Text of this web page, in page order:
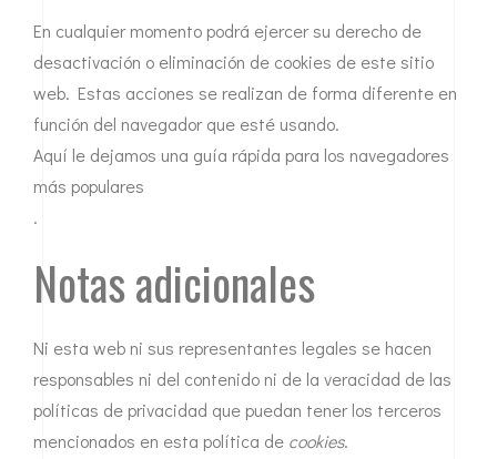
En cualquier momento podrá ejercer su derecho de
desactivación o eliminación de cookies de este sitio
web. Estas acciones se realizan de forma diferente en
función del navegador que esté usando.
Aquí le dejamos una guía rápida para los navegadores
más populares
.
Notas adicionales
Ni esta web ni sus representantes legales se hacen
responsables ni del contenido ni de la veracidad de las
políticas de privacidad que puedan tener los terceros
mencionados en esta política de cookies.